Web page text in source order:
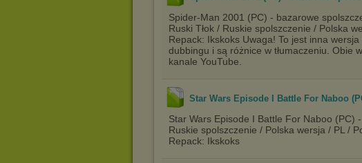
Istnieje
sposób
Spider-Man 2001 (PC) - bazarowe
Ruski Tłok / Ruskie spolszczenie / Polska
Repack: Ikskoks Uwaga! To jest inna
dubbingu i są różnice w tłumaczeniu. Obie
kanale YouTube.
Star Wars Episode I Battle For Naboo
Star Wars Episode I Battle For Naboo (PC)
Ruskie spolszczenie / Polska wersja / PL /
Repack: Ikskoks